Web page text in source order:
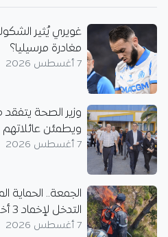
غويري يُثير
مغادرة مرسيليا؟
7 أغسطس 2026
وزير الصحة
ويطمئن عائلاتهم
7 أغسطس 2026
التدخل لإخماد 3 أخرى
7 أغسطس 2026